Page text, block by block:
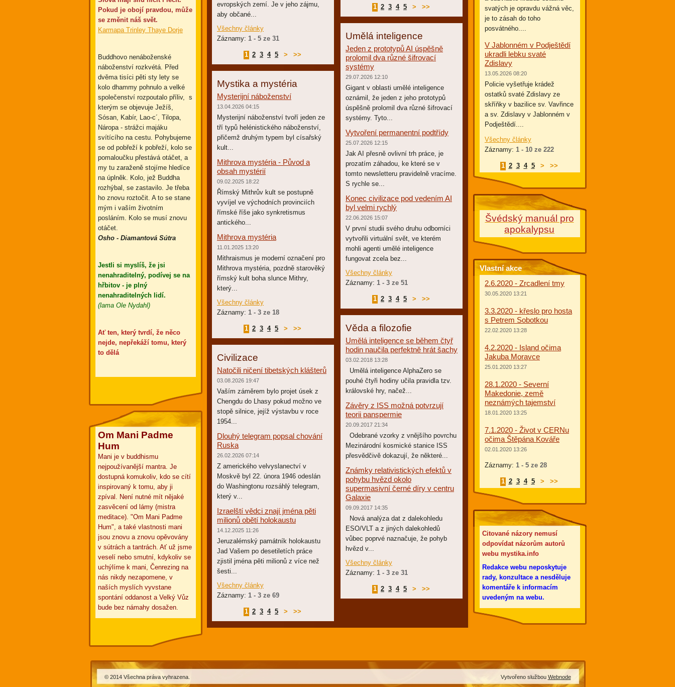
evropských zemí. Je v jeho zájmu,
aby občané...
Všechny články
Záznamy: 1 - 5 ze 31
1 2 3 4 5 > >>
Mystika a mystéria
Mysterijní náboženství
13.04.2026 04:15
Mysterijní náboženství tvoří jeden ze
tří typů helénistického náboženství,
přičemž druhým typem byl císařský
kult...
Mithrova mystéria - Původ a
obsah mystérií
09.02.2025 18:22
Římský Mithrův kult se postupně
vyvíjel ve východních provinciích
římské říše jako synkretismus
antického...
Mithrova mystéria
11.01.2025 13:20
Mithraismus je moderní označení pro
Mithrova mystéria, pozdně starověký
římský kult boha slunce Mithry,
který...
Všechny články
Záznamy: 1 - 3 ze 18
1 2 3 4 5 > >>
Civilizace
Natočili ničení tibetských klášterů
03.08.2026 19:47
Vaším záměrem bylo projet úsek z
Chengdu do Lhasy pokud možno ve
stopě silnice, jejíž výstavbu v roce
1954...
Dlouhý telegram popsal chování
Ruska
26.02.2026 07:14
Z amerického velvyslanectví v
Moskvě byl 22. února 1946 odeslán
do Washingtonu rozsáhlý telegram,
který v...
Izraelští vědci znají jména pěti
milionů obětí holokaustu
14.12.2025 11:26
Jeruzalémský památník holokaustu
Jad Vašem po desetiletích práce
zjistil jména pěti milionů z více než
šesti...
Všechny články
Záznamy: 1 - 3 ze 69
1 2 3 4 5 > >>
1 2 3 4 5 > >>
Umělá inteligence
Jeden z prototypů AI úspěšně
prolomil dva různé šifrovací
systémy
29.07.2026 12:10
Gigant v oblasti umělé inteligence
oznámil, že jeden z jeho prototypů
úspěšně prolomil dva různé šifrovací
systémy. Tyto...
Vytvoření permanentní podtřídy
25.07.2026 12:15
Jak AI přesně ovlivní trh práce, je
prozatím záhadou, ke které se v
tomto newsletteru pravidelně vracíme.
S rychle se...
Konec civilizace pod vedením AI
byl velmi rychlý
22.06.2026 15:07
V první studii svého druhu odborníci
vytvořili virtuální svět, ve kterém
mohli agenti umělé inteligence
fungovat zcela bez...
Všechny články
Záznamy: 1 - 3 ze 51
1 2 3 4 5 > >>
Věda a filozofie
Umělá inteligence se během čtyř
hodin naučila perfektně hrát šachy
03.02.2018 13:28
Umělá inteligence AlphaZero se
pouhé čtyři hodiny učila pravidla tzv.
královské hry, načež...
Závěry z ISS možná potvrzují
teorii panspermie
20.09.2017 21:34
Odebrané vzorky z vnějšího povrchu
Mezinárodní kosmické stanice ISS
přesvědčivě dokazují, že některé...
Známky relativistických efektů v
pohybu hvězd okolo
supermasivní černé díry v centru
Galaxie
09.09.2017 14:35
Nová analýza dat z dalekohledu
ESO/VLT a z jiných dalekohledů
vůbec poprvé naznačuje, že pohyb
hvězd v...
Všechny články
Záznamy: 1 - 3 ze 31
1 2 3 4 5 > >>
Pokud je obojí pravdou, může
se změnit náš svět.
Karmapa Trinley Thaye Dorje
Buddhovo nenáboženské
náboženství rozkvétá. Před
dvěma tisíci pěti sty lety se
kolo dhammy pohnulo a velké
společenství rozpoutalo příliv, s
kterým se objevuje Ježíš,
Sósan, Kabír, Lao-c´, Tilopa,
Náropa - strážci majáku
svítícího na cestu. Pohybujeme
se od pobřeží k pobřeží, kolo se
pomaloučku přestává otáčet, a
my tu zaraženě stojíme hledíce
na úplněk. Kolo, jež Buddha
rozhýbal, se zastavilo. Je třeba
ho znovu roztočit. A to se stane
mým i vaším životním
posláním. Kolo se musí znovu
otáčet.
Osho - Diamantová Sútra
Jestli si myslíš, že jsi
nenahraditelný, podívej se na
hřbitov - je plný
nenahraditelných lidí.
(lama Ole Nydahl)
Ať ten, který tvrdí, že něco
nejde, nepřekáží tomu, který
to dělá
Om Mani Padme
Hum
Mani je v buddhismu
nejpoužívanější mantra. Je
dostupná komukoliv, kdo se cítí
inspirovaný k tomu, aby ji
zpíval. Není nutné mít nějaké
zasvěcení od lámy (mistra
meditace). "Om Mani Padme
Hum", a také vlastnosti mani
jsou znovu a znovu opěvovány
v sútrách a tantrách. Ať už jsme
veselí nebo smutní, kdykoliv se
uchýlíme k mani, Čenrezing na
nás nikdy nezapomene, v
naších myslích vyvstane
spontání oddanost a Velký Vůz
bude bez námahy dosažen.
svatých je opravdu vážná věc,
je to zásah do toho
posvátného....
V Jablonném v Podještědí
ukradli lebku svaté
Zdislavy
13.05.2026 08:20
Policie vyšetřuje krádež
ostatků svaté Zdislavy ze
skříňky v bazilice sv. Vavřince
a sv. Zdislavy v Jablonném v
Podještědí....
Všechny články
Záznamy: 1 - 10 ze 222
1 2 3 4 5 > >>
Švédský manuál pro
apokalypsu
Vlastní akce
2.6.2020 - Zrcadlení tmy
30.05.2020 13:21
3.3.2020 - křeslo pro hosta
s Petrem Sobotkou
22.02.2020 13:28
4.2.2020 - Island očima
Jakuba Moravce
25.01.2020 13:27
28.1.2020 - Severní
Makedonie, země
neznámých tajemství
18.01.2020 13:25
7.1.2020 - Život v CERNu
očima Štěpána Kováře
02.01.2020 13:26
Záznamy: 1 - 5 ze 28
1 2 3 4 5 > >>
Citované názory nemusí
odpovídat názorům autorů
webu mystika.info
Redakce webu neposkytuje
rady, konzultace a nesděluje
komentáře k informacím
uvedeným na webu.
© 2014 Všechna práva vyhrazena. Vytvořeno službou Webnode